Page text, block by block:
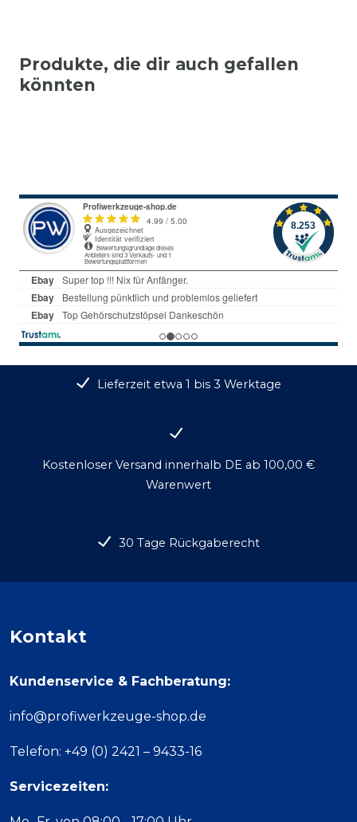
Produkte, die dir auch gefallen
könnten
Lieferzeit etwa 1 bis 3 Werktage
Kostenloser Versand innerhalb DE ab 100,00 €
Warenwert
30 Tage Rückgaberecht
Kontakt
Kundenservice & Fachberatung:
info@profiwerkzeuge-shop.de
Telefon: +49 (0) 2421 – 9433-16
Servicezeiten: